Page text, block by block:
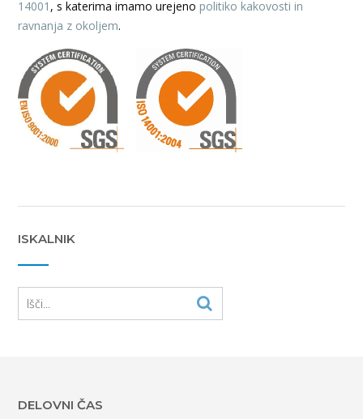
14001 , s katerima imamo urejeno politiko kakovosti in
ravnanja z okoljem.
ISKALNIK
DELOVNI ČAS